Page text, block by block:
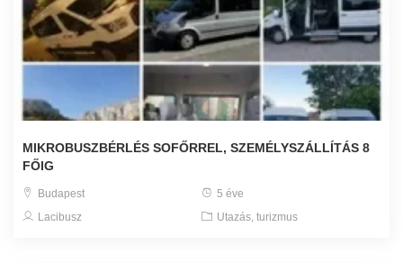
MIKROBUSZBÉRLÉS SOFŐRREL, SZEMÉLYSZÁLLÍTÁS 8
FŐIG
Budapest
5 éve
Lacibusz
Utazás, turizmus